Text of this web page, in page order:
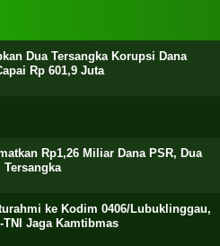
Dua Tersangka Korupsi Dana
Rp 601,9 Juta
Rp1,26 Miliar Dana PSR, Dua
ke Kodim 0406/Lubuklinggau,
Jaga Kamtibmas